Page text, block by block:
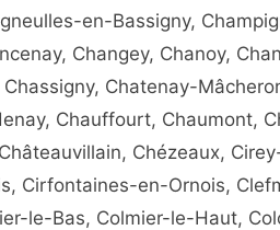
en-Bassigny,
Changey, Chanoy,
Chatenay-
Chauffourt, Chaumont,
Chézeaux,
Cirfontaines-en-Ornois,
le-Bas, Colmier-le-Haut,